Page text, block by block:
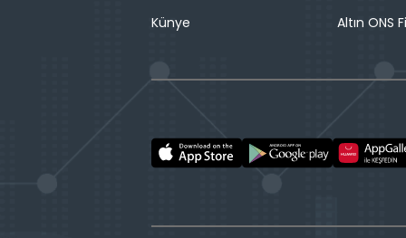
Künye
Altın ONS